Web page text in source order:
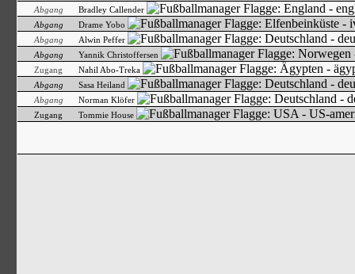
Abgang
Bradley Callender
Abgang
Drame Yobo
Abgang
Alwin Peffer
Abgang
Yannik Christoffersen
Zugang
Nahil Abo-Treka
Abgang
Sasa Heiland
Abgang
Norman Klöfer
Zugang
Tommie House